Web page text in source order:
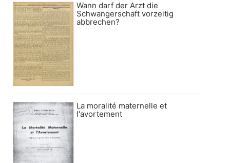
Wann darf der Arzt die
Schwangerschaft vorzeitig
abbrechen?
La moralité maternelle et
l'avortement